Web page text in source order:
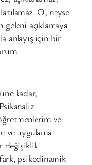
O, neyse
açıklamaya
anlayış için bir
kadar,
ve
ve uygulama
değişiklik
psikodinamik